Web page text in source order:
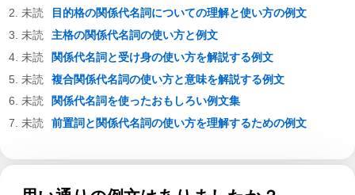
目的格の関係代名詞についての理解と使い方の例文
主格の関係代名詞の使い方と例文
関係代名詞と受け身の使い方を解説する例文
複合関係代名詞の使い方と意味を解説する例文
関係代名詞を使ったおもしろい例文集
前置詞と関係代名詞の使い方を理解するための例文